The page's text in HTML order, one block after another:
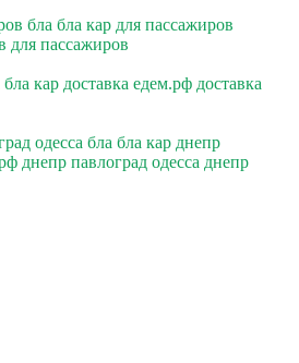
бла бла кар для пассажиров
для пассажиров
кар доставка едем.рф доставка
одесса бла бла кар днепр
днепр павлоград одесса днепр